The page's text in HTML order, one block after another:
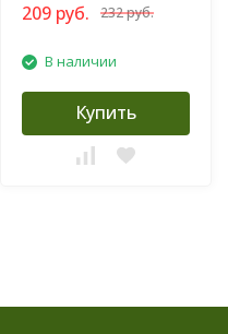
209 руб. 232 руб.
В наличии
Купить